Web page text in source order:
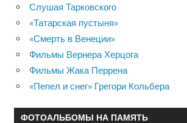
Слушая Тарковского
«Татарская пустыня»
«Смерть в Венеции»
Фильмы Вернера Херцога
Фильмы Жака Перрена
«Пепел и снег» Грегори Кольбера
ФОТОАЛЬБОМЫ НА ПАМЯТЬ